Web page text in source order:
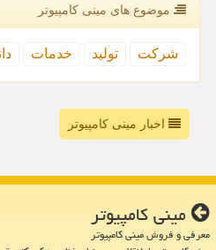
موضوع های مینی كامپیوتر
شركت تولید خدمات
اخبار مینی کامپیوتر
مینی كامپیوتر
معرفی و فروش مینی کامپیوتر